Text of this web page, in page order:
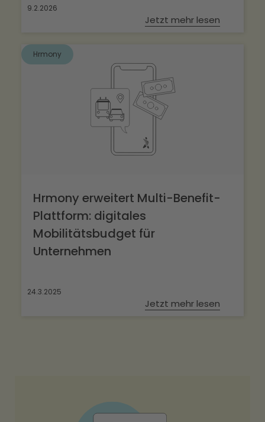
9.2.2026
Jetzt mehr lesen
Hrmony
Hrmony erweitert Multi-Benefit-
Plattform: digitales
Mobilitätsbudget für
Unternehmen
24.3.2025
Jetzt mehr lesen